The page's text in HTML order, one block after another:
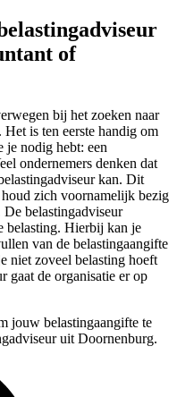
of
bij het zoeken naar
is ten eerste handig om
je nodig hebt: een
ondernemers denken dat
kan. Dit
zich voornamelijk bezig
belastingadviseur
belasting. Hierbij kan je
van de belastingaangifte
niet zoveel belasting hoeft
gaat de organisatie er op
jouw belastingaangifte te
uit Doornenburg.